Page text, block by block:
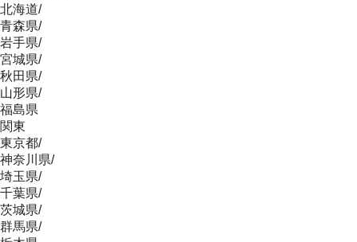
北海道/
青森県/
岩手県/
宮城県/
秋田県/
山形県/
福島県
関東
東京都/
神奈川県/
埼玉県/
千葉県/
茨城県/
群馬県/